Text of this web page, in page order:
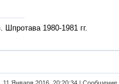
1980-1981 гг.